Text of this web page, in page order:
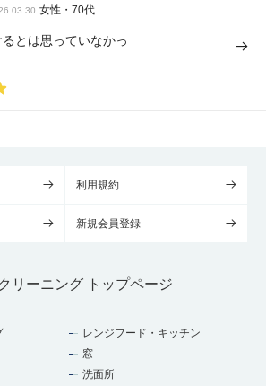
女性・70代
とは思っていなかっ
利用規約
新規会員登録
リーニング トップページ
レンジフード・キッチン
窓
洗面所